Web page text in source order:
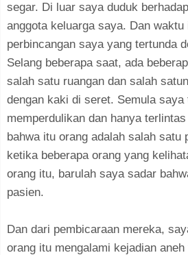
segar. Di luar saya duduk
anggota keluarga saya. Dan
perbincangan saya yang tertunda
Selang beberapa saat, ada
salah satu ruangan dan salah
dengan kaki di seret. Semula saya
memperdulikan dan hanya
bahwa itu orang adalah salah satu
ketika beberapa orang yang
orang itu, barulah saya sadar
pasien.
Dan dari pembicaraan mereka,
orang itu mengalami kejadian